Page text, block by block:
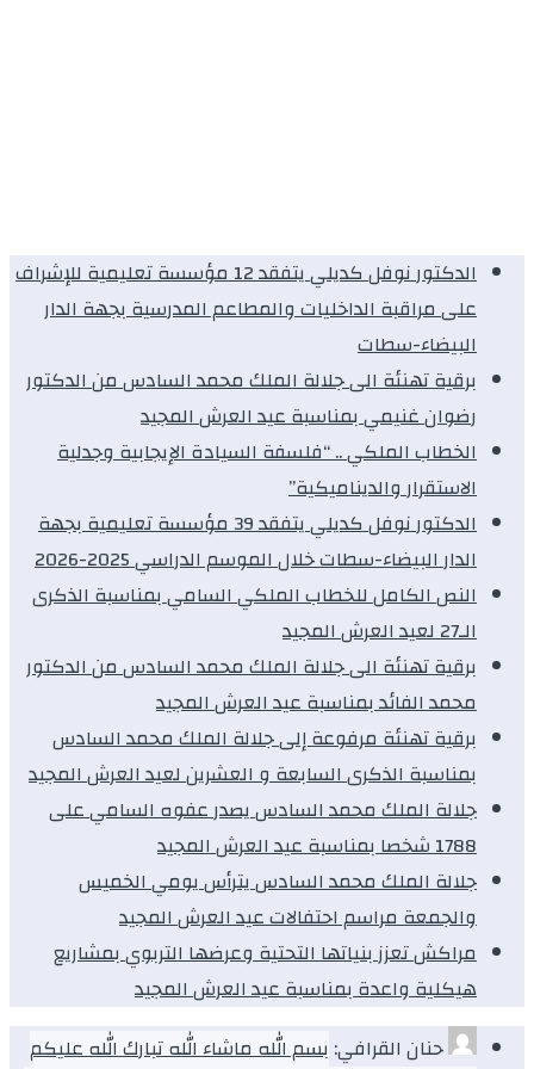
الدكتور نوفل كديلي يتفقد 12 مؤسسة تعليمية للإشراف
على مراقبة الداخليات والمطاعم المدرسية بجهة الدار
البيضاء-سطات
برقية تهنئة الى جلالة الملك محمد السادس من الدكتور
رضوان غنيمي بمناسبة عيد العرش المجيد
الخطاب الملكي .. “فلسفة السيادة الإيجابية وجدلية
الاستقرار والديناميكية”
الدكتور نوفل كديلي يتفقد 39 مؤسسة تعليمية بجهة
الدار البيضاء-سطات خلال الموسم الدراسي 2025-2026
النص الكامل للخطاب الملكي السامي بمناسبة الذكرى
الـ27 لعيد العرش المجيد
برقية تهنئة الى جلالة الملك محمد السادس من الدكتور
محمد الفائد بمناسبة عيد العرش المجيد
برقية تهنئة مرفوعة إلى جلالة الملك محمد السادس
بمناسبة الذكرى السابعة و العشرين لعيد العرش المجيد
جلالة الملك محمد السادس يصدر عفوه السامي على
1788 شخصا بمناسبة عيد العرش المجيد
جلالة الملك محمد السادس يترأس يومي الخميس
والجمعة مراسم احتفالات عيد العرش المجيد
مراكش تعزز بنياتها التحتية وعرضها التربوي بمشاريع
هيكلية واعدة بمناسبة عيد العرش المجيد
حنان القرافي: بسم الله ماشاء الله تبارك الله عليكم